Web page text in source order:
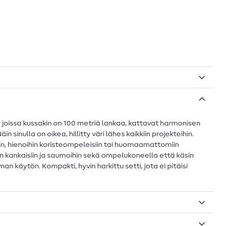
kussakin on 100 metriä lankaa, kattavat harmonisen
sinulla on oikea, hillitty väri lähes kaikkiin projekteihin.
hienoihin koristeompeleisiin tai huomaamattomiin
ja saumoihin sekä ompelukoneella että käsin
käytön. Kompakti, hyvin harkittu setti, jota ei pitäisi